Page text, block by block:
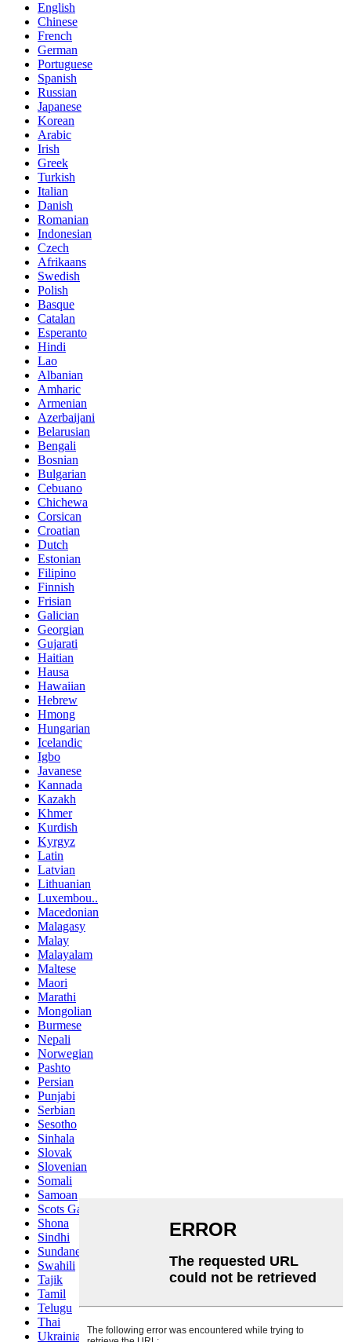
English
Chinese
French
German
Portuguese
Spanish
Russian
Japanese
Korean
Arabic
Irish
Greek
Turkish
Italian
Danish
Romanian
Indonesian
Czech
Afrikaans
Swedish
Polish
Basque
Catalan
Esperanto
Hindi
Lao
Albanian
Amharic
Armenian
Azerbaijani
Belarusian
Bengali
Bosnian
Bulgarian
Cebuano
Chichewa
Corsican
Croatian
Dutch
Estonian
Filipino
Finnish
Frisian
Galician
Georgian
Gujarati
Haitian
Hausa
Hawaiian
Hebrew
Hmong
Hungarian
Icelandic
Igbo
Javanese
Kannada
Kazakh
Khmer
Kurdish
Kyrgyz
Latin
Latvian
Lithuanian
Luxembou..
Macedonian
Malagasy
Malay
Malayalam
Maltese
Maori
Marathi
Mongolian
Burmese
Nepali
Norwegian
Pashto
Persian
Punjabi
Serbian
Sesotho
Sinhala
Slovak
Slovenian
Somali
Samoan
Scots Gaelic
Shona
Sindhi
Sundanese
Swahili
Tajik
Tamil
Telugu
Thai
Ukrainian